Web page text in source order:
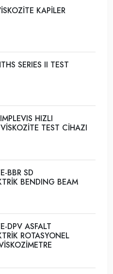
KAPİLER
SERIES II TEST
HIZLI
TEST CİHAZI
BBR SD
BENDING BEAM
DPV ASFALT
ROTASYONEL